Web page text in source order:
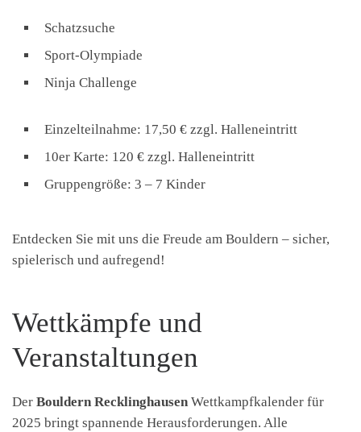
Schatzsuche
Sport-Olympiade
Ninja Challenge
Einzelteilnahme: 17,50 € zzgl. Halleneintritt
10er Karte: 120 € zzgl. Halleneintritt
Gruppengröße: 3 – 7 Kinder
Entdecken Sie mit uns die Freude am Bouldern – sicher,
spielerisch und aufregend!
Wettkämpfe und
Veranstaltungen
Der Bouldern Recklinghausen Wettkampfkalender für
2025 bringt spannende Herausforderungen. Alle